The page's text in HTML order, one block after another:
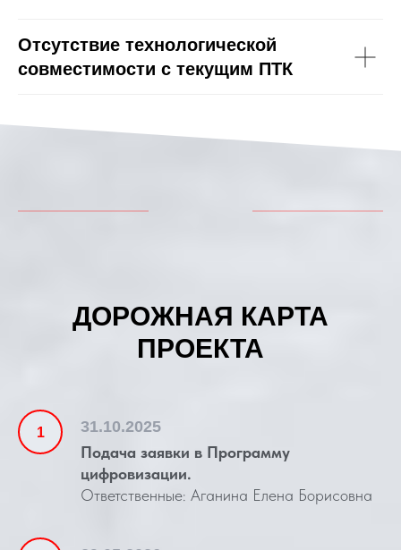
Отсутствие технологической
совместимости с текущим ПТК
ДОРОЖНАЯ КАРТА
ПРОЕКТА
31.10.2025
Подача заявки в Программу
цифровизации.
Ответственные: Аганина Елена Борисовна